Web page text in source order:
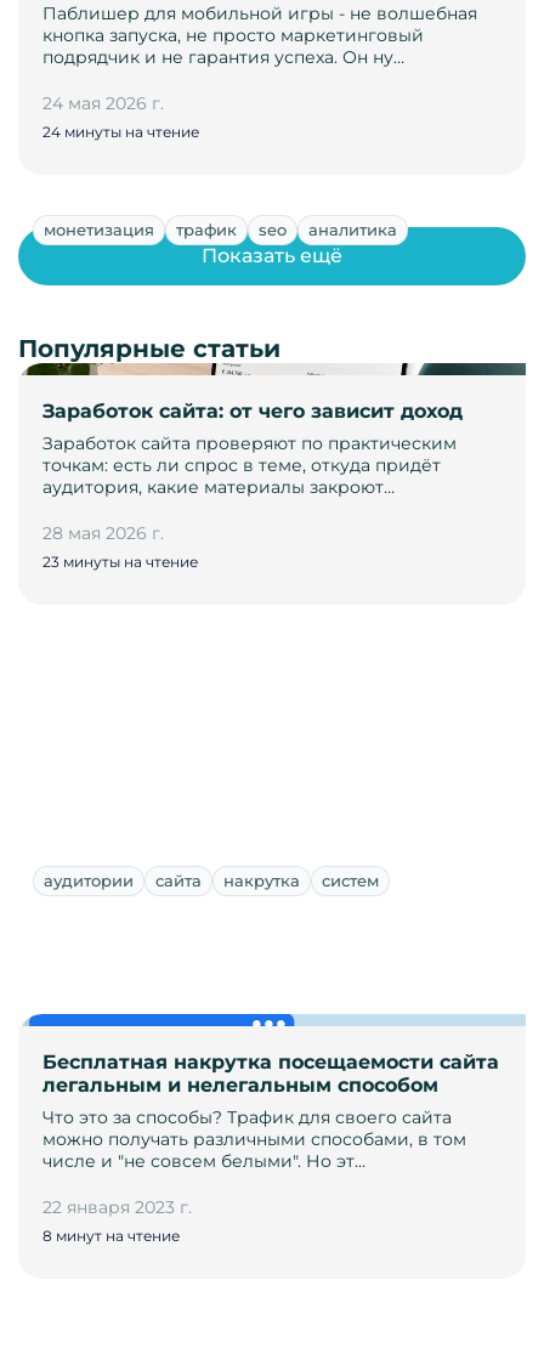
Паблишер для мобильной игры - не волшебная
кнопка запуска, не просто маркетинговый
подрядчик и не гарантия успеха. Он ну…
24 мая 2026 г.
24 минуты на чтение
монетизация трафик seo аналитика
Заработок сайта: от чего зависит доход
Заработок сайта проверяют по практическим
точкам: есть ли спрос в теме, откуда придёт
аудитория, какие материалы закроют…
28 мая 2026 г.
23 минуты на чтение
Показать ещё
Популярные статьи
аудитории сайта накрутка систем
Бесплатная накрутка посещаемости сайта
легальным и нелегальным способом
Что это за способы? Трафик для своего сайта
можно получать различными способами, в том
числе и "не совсем белыми". Но эт…
22 января 2023 г.
8 минут на чтение